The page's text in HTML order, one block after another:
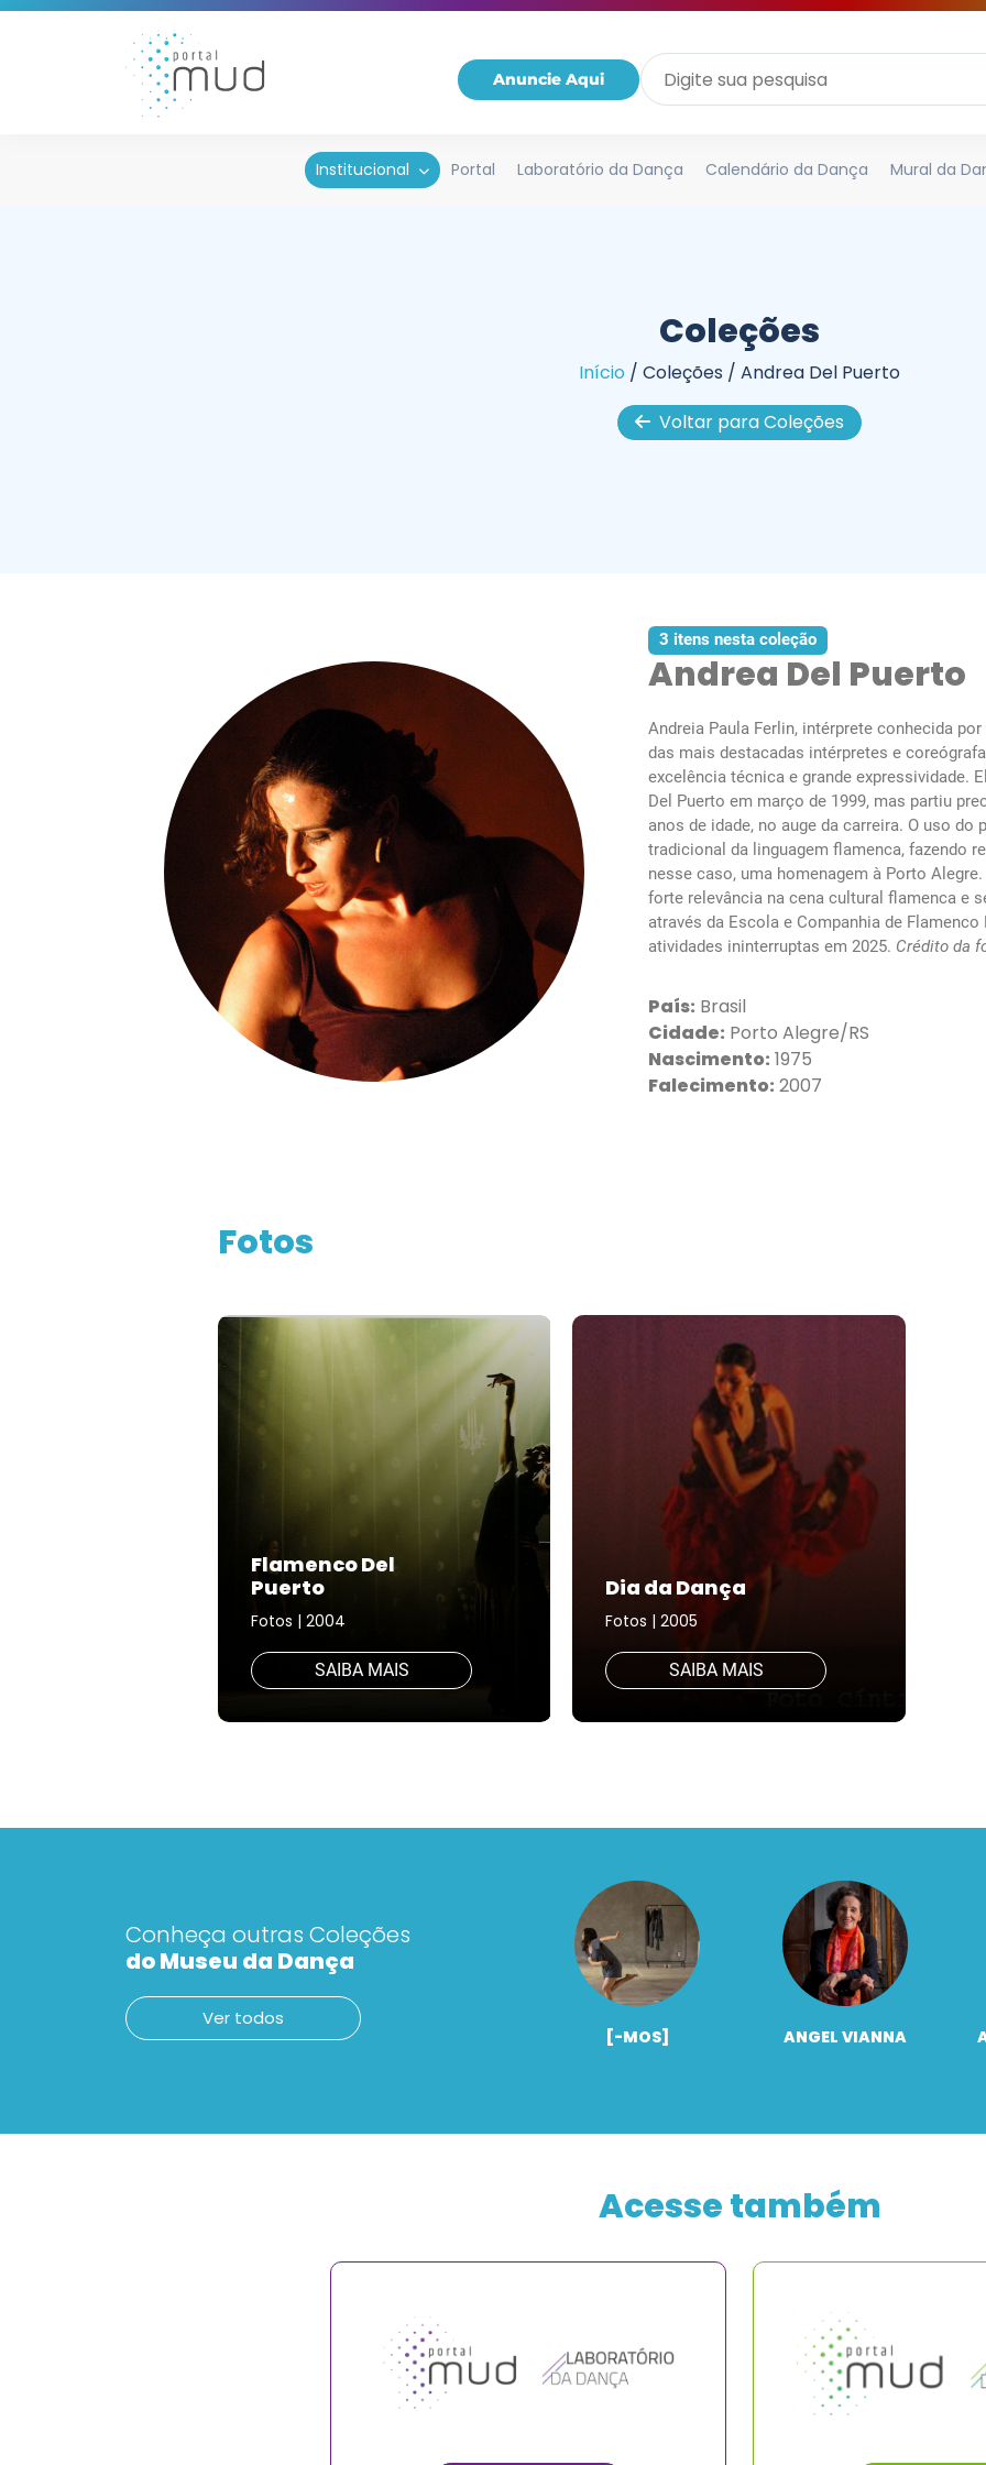
Anuncie Aqui
Institucional Portal Laboratório da Dança Calendário da Dança Mural da
Coleções
Início / Coleções / Andrea Del Puerto
Voltar para Coleções
3 itens nesta coleção
Andrea Del Puerto
Andreia Paula Ferlin, intérprete conhecida
das mais destacadas intérpretes e
excelência técnica e grande expressividade.
Del Puerto em março de 1999, mas partiu
anos de idade, no auge da carreira. O uso
tradicional da linguagem flamenca, fazendo
nesse caso, uma homenagem à Porto
forte relevância na cena cultural flamenca e
através da Escola e Companhia de
atividades ininterruptas em 2025. Crédito da
País: Brasil
Cidade: Porto Alegre/RS
Nascimento: 1975
Falecimento: 2007
Fotos
Flamenco Del
Puerto
Fotos | 2004
SAIBA MAIS
Dia da Dança
Fotos | 2005
SAIBA MAIS
Conheça outras Coleções
do Museu da Dança
Ver todos
[-MOS] ANGEL VIANNA
Acesse também